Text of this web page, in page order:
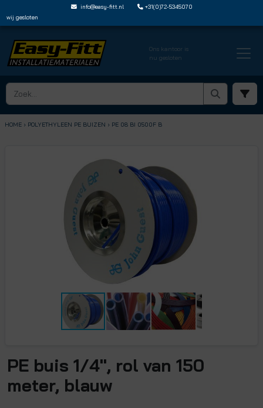
info@easy-fitt.nl
+31(0)72-5345070
gesloten
Ons kantoor is
nu gesloten
HOME › POLYETHYLEEN PE BUIZEN › PE 08 BI 0500F B
PE buis 1/4", rol van 150
meter, blauw